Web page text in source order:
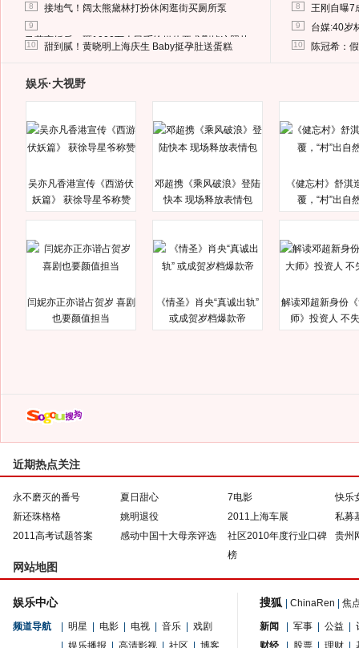
8 接地气！阔太熊黛林打扮休闲逛街买厕所泵
9
马蓉离婚后，砸1000万人民币给媒体要求删掉这照片
10 甜到腻！黄晓明上海庆生 Baby挺孕肚送蛋糕
8 王刚自曝7
9 台媒:40岁
10 陈冠希：
娱乐·大视野
吴亦凡香港宣传《西游伏
妖篇》 获徐导星爷称赞
邓超携《乘风破浪》登陆
快本 现场释放表情包
《健忘村》舒淇
覆，“村”出自
闫妮亦正亦谐占贺岁 喜剧
也要颜值担当
《情圣》肖央“真诚出轨”
或成贺岁档爆款帝
解读邓超新身份
师》投资人 不
近期热点关注
永不磨灭的番号 夏日甜心 7电影
快乐
新还珠格格
姚明退役 2011上海车展
私募
2011高考试题答案
感动中国十大母亲评选
社区2010年度行业口碑
榜
贵州
网站地图
娱乐中心
频道导航 明星 电影 电视 音乐
戏剧
娱乐播报 高清影视 社区 博客
搜狐 ChinaRen 焦
新闻 军事 公益
财经
股票 理财